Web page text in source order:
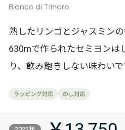
Bianco di Trinoro
熟したリンゴとジャスミン
630mで作られたセミヨンは
り、飲み飽きしない味わいで